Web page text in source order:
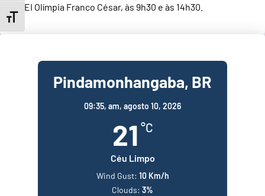
Toggle Font size
CMEI Olímpia Franco César, às 9h30 e às 14h30.
Pindamonhangaba, BR
09:35, am, agosto 10, 2026
21 °C
Céu Limpo
Wind Gust: 10 Km/h
Clouds: 3%